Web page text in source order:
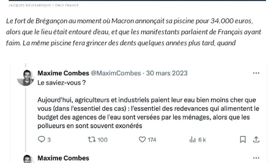
Le fort de Brégançon au moment où Macron annonçait sa piscine pour 34.000 euros,
alors que le lieu était entouré d’eau, et que les manifestants parlaient de Français ayant
faim. La même piscine fera grincer des dents quelques années plus tard, quand